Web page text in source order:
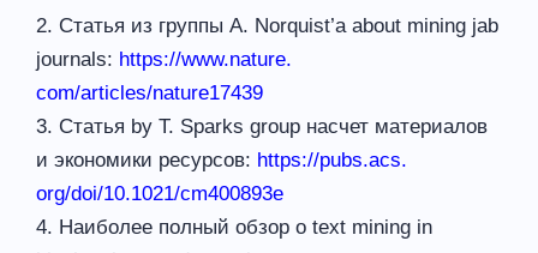
2. Статья из группы A. Norquist’a about mining jab
journals: https://www.nature.
com/articles/nature17439
3. Статья by T. Sparks group насчет материалов
и экономики ресурсов: https://pubs.acs.
org/doi/10.1021/cm400893e
4. Наиболее полный обзор о text mining in